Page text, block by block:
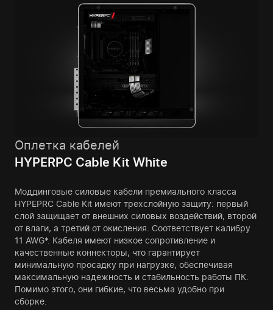
Оплетка кабелей
HYPERPC Cable Kit White
Моддинговые силовые кабели премиального класса
HYPEPRC Cable Kit имеют трехслойную защиту: первый
слой защищает от внешних силовых воздействий, второй
от влаги, а третий от окисления. Соответствует калибру
11 AWG*. Кабеля имеют низкое сопротивление и
качественные коннекторы, что гарантирует
минимальную просадку при нагрузке, обеспечивая
максимальную надежность и стабильность работы ПК.
Помимо этого, они гибкие, что весьма удобно при
сборке.